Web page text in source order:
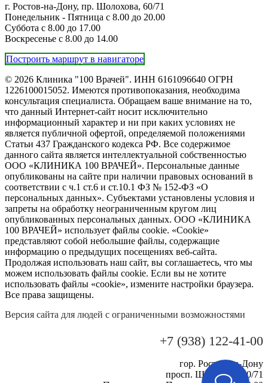
г. Ростов-на-Дону, пр. Шолохова, 60/71
Понедельник - Пятница с 8.00 до 20.00
Суббота с 8.00 до 17.00
Воскресенье с 8.00 до 14.00
Построить маршрут в навигаторе
© 2026 Клиника "100 Врачей". ИНН 6161096640 ОГРН
1226100015052. Имеются противопоказания, необходима
консультация специалиста. Обращаем ваше внимание на то,
что данный Интернет-сайт носит исключительно
информационный характер и ни при каких условиях не
является публичной офертой, определяемой положениями
Статьи 437 Гражданского кодекса РФ. Все содержимое
данного сайта является интеллектуальной собственностью
ООО «КЛИНИКА 100 ВРАЧЕЙ». Персональные данные
опубликованы на сайте при наличии правовых оснований в
соответствии с ч.1 ст.6 и ст.10.1 ФЗ № 152-ФЗ «О
персональных данных». Субъектами установлены условия и
запреты на обработку неограниченным кругом лиц
опубликованных персональных данных. ООО «КЛИНИКА
100 ВРАЧЕЙ» использует файлы cookie. «Cookie»
представляют собой небольшие файлы, содержащие
информацию о предыдущих посещениях веб-сайта.
Продолжая использовать наш сайт, вы соглашаетесь, что мы
можем использовать файлы cookie. Если вы не хотите
использовать файлы «cookie», измените настройки браузера.
Все права защищены.
Версия сайта для людей с ограниченными возможностями
+7 (938) 122-41-00
гор. Ростов-на-Дону
просп. Шолохова, 60/71